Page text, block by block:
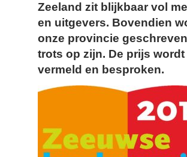
Zeeland zit blijkbaar vol
en uitgevers. Bovendien
onze provincie
trots op zijn. De prijs
vermeld en besproken.